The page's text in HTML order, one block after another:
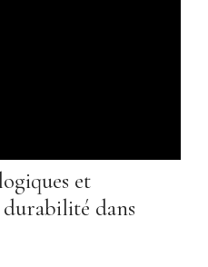
et
dans